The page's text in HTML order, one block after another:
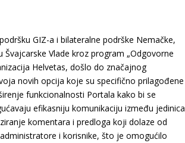
GIZ-a i bilateralne podrške Nemačke,
Vlade kroz program „Odgovorne
Helvetas, došlo do značajnog
novih opcija koje su specifično prilagođene
funkcionalnosti Portala kako bi se
efikasniju komunikaciju između jedinica
komentara i predloga koji dolaze od
i korisnike, što je omogućilo